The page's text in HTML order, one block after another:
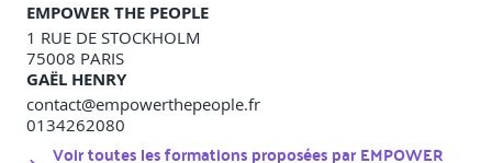
EMPOWER THE PEOPLE
1 RUE DE STOCKHOLM
75008 PARIS
GAËL HENRY
contact@empowerthepeople.fr
0134262080
Voir toutes les formations proposées parEMPOWER